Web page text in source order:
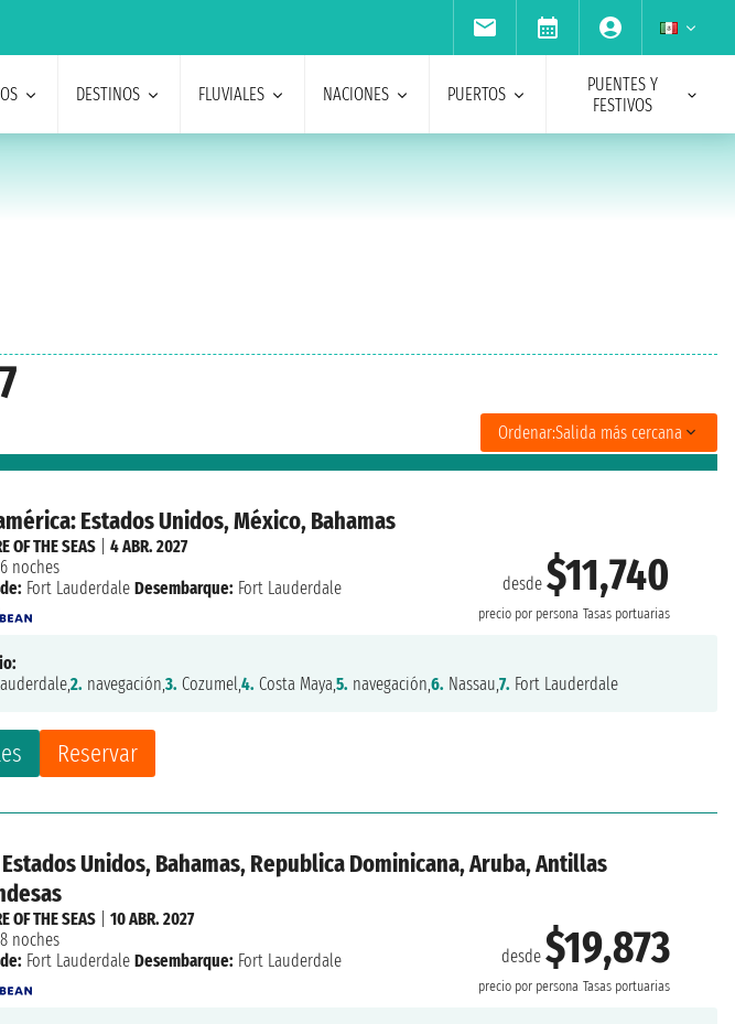
DESTINOS FLUVIALES NACIONES PUERTOS
PUENTES Y
FESTIVOS
Ordenar:Salida más cercana
Estados Unidos, México, Bahamas
desde$11,740
precio por persona Tasas portuarias
Reservar
OF THE SEAS |4 ABR. 2027
6 noches
Fort Lauderdale Desembarque: Fort Lauderdale
2. navegación,3. Cozumel,4. Costa Maya,5. navegación,6. Nassau,7. Fort Lauderdale
Unidos, Bahamas, Republica Dominicana, Aruba, Antillas
desde$19,873
precio por persona Tasas portuarias
OF THE SEAS |10 ABR. 2027
8 noches
Fort Lauderdale Desembarque: Fort Lauderdale